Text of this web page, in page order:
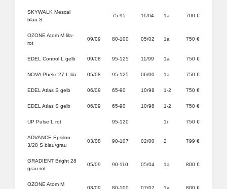
SKYWALK Mescal
blau S
75-95 11/04 1a 700 €
OZONE Atom M lila-
rot
09/09 80-100 05/02 1a 750 €
EDEL Control L gelb 09/08 95-125 11/99 1a 750 €
NOVA Phelix 27 L lila 05/08 95-125 06/00 1a 750 €
EDEL Atlas S gelb 06/09 65-90 10/98 1-2 750 €
EDEL Atlas S gelb 06/09 65-90 10/98 1-2 750 €
UP Pulse L rot 95-120 1i 750 €
ADVANCE Epsilon
3/28 S blau/grau
03/08 90-107 02/00 2 799 €
GRADIENT Bright 28
grau-rot
05/09 90-110 05/04 1a 800 €
OZONE Atom M
03/09 80-100 07/07 1a 800 €